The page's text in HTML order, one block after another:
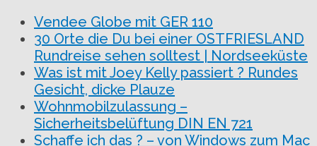
Vendee Globe mit GER 110
30 Orte die Du bei einer OSTFRIESLAND
Rundreise sehen solltest | Nordseeküste
Was ist mit Joey Kelly passiert ? Rundes
Gesicht, dicke Plauze
Wohnmobilzulassung –
Sicherheitsbelüftung DIN EN 721
Schaffe ich das ? – von Windows zum Mac